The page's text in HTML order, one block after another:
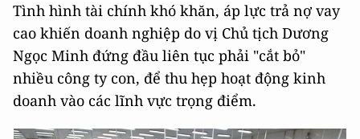
Tình hình tài chính khó khăn, áp lực trả nợ vay
cao khiến doanh nghiệp do vị Chủ tịch Dương
Ngọc Minh đứng đầu liên tục phải "cắt bỏ"
nhiều công ty con, để thu hẹp hoạt động kinh
doanh vào các lĩnh vực trọng điểm.